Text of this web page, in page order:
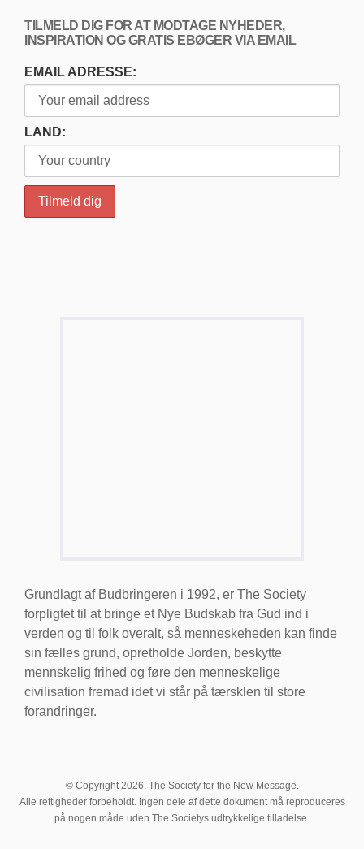
TILMELD DIG FOR AT MODTAGE NYHEDER,
INSPIRATION OG GRATIS EBØGER VIA EMAIL
EMAIL ADRESSE:
LAND:
Grundlagt af Budbringeren i 1992, er The Society
forpligtet til at bringe et Nye Budskab fra Gud ind i
verden og til folk overalt, så menneskeheden kan finde
sin fælles grund, opretholde Jorden, beskytte
mennskelig frihed og føre den menneskelige
civilisation fremad idet vi står på tærsklen til store
forandringer.
© Copyright 2026. The Society for the New Message.
Alle rettigheder forbeholdt. Ingen dele af dette dokument må reproduceres
på nogen måde uden The Societys udtrykkelige tilladelse.